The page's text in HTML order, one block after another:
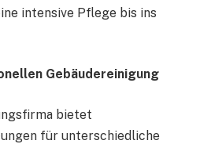
intensive Pflege bis ins
Gebäudereinigung
bietet
für unterschiedliche